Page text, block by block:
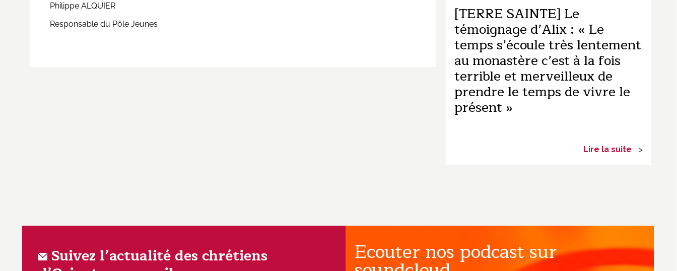
Philippe ALQUIER
Responsable du Pôle Jeunes
[TERRE SAINTE] Le
témoignage d’Alix : « Le
temps s’écoule très lentement
au monastère c’est à la fois
terrible et merveilleux de
prendre le temps de vivre le
présent »
Lire la suite >
Suivez l’actualité des chrétiens Ecouter nos podcast sur